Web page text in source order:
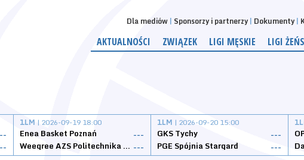
Dla mediów Sponsorzy i partnerzy Dokumenty
AKTUALNOŚCI ZWIĄZEK LIGI MĘSKIE LIGI
1LM | 2026-09-19 18:00
Enea Basket Poznań
---
Weegree AZS Politechnika Opolska ---
1LM | 2026-09-20 15:00
GKS Tychy
---
PGE Spójnia Stargard
---